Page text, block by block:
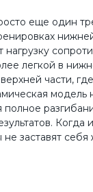
еще один
легкой в
части,
модель
полное
Когда
заставят себя